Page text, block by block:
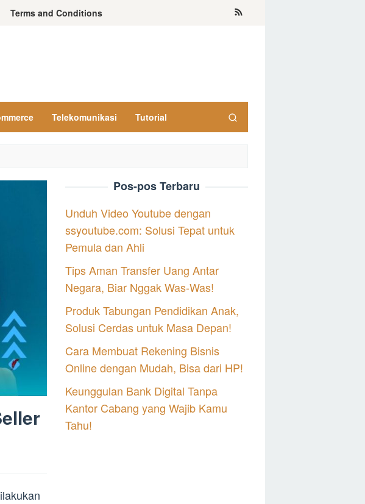
Terms and Conditions
Telekomunikasi Tutorial
Pos-pos Terbaru
Unduh Video Youtube dengan
ssyoutube.com: Solusi Tepat untuk
Pemula dan Ahli
Tips Aman Transfer Uang Antar
Negara, Biar Nggak Was-Was!
Produk Tabungan Pendidikan Anak,
Solusi Cerdas untuk Masa Depan!
Cara Membuat Rekening Bisnis
Online dengan Mudah, Bisa dari HP!
Keunggulan Bank Digital Tanpa
Kantor Cabang yang Wajib Kamu
Tahu!